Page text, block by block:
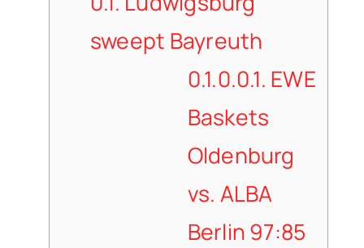
sweept Bayreuth
0.1.0.0.1. EWE
Baskets
Oldenburg
vs. ALBA
Berlin 97:85